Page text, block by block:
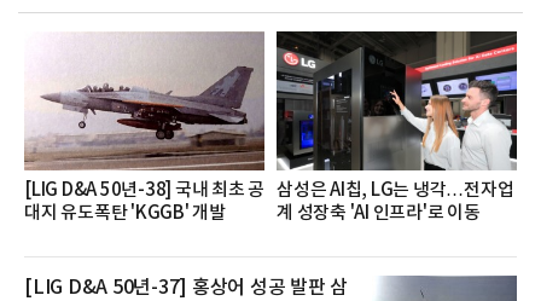
쳐 진행됐다.참고로 새로이(e)는 NH농협캐피탈 MZ
세대들로(과장~계장) 구성된 자율 참여조직으로, 조
직문화 혁신과 업무 효율성 향상을 위한 다양한 활동
을 추진하며,새로운 변화와 이로운 영향력을 조직전
반에 전파하는 역할
[LIG D&A 50년-38] 국내 최초 공
대지 유도폭탄 'KGGB' 개발
삼성은 AI칩, LG는 냉각…전자업
계 성장축 'AI 인프라'로 이동
[LIG D&A 50년-37] 홍상어 성공 발판 삼